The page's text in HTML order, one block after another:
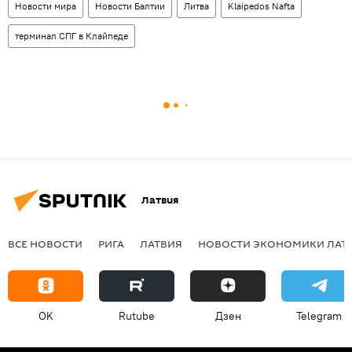
Новости мира Новости Балтии Литва Klaipedos Nafta
терминал СПГ в Клайпеде
Латвия
ВСЕ НОВОСТИ РИГА ЛАТВИЯ НОВОСТИ ЭКОНОМИКИ
OK Rutube Дзен Telegram